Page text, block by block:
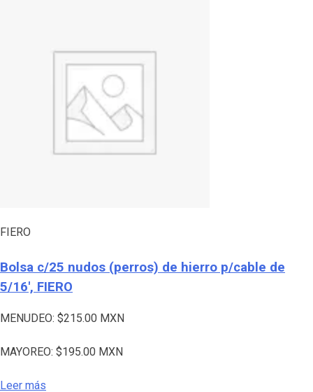
FIERO
Bolsa c/25 nudos (perros) de hierro p/cable de
5/16′, FIERO
MENUDEO: $215.00 MXN
MAYOREO: $195.00 MXN
Leer más